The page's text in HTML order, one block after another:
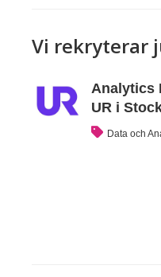
Vi rekryterar
Analytics
UR i
Data och